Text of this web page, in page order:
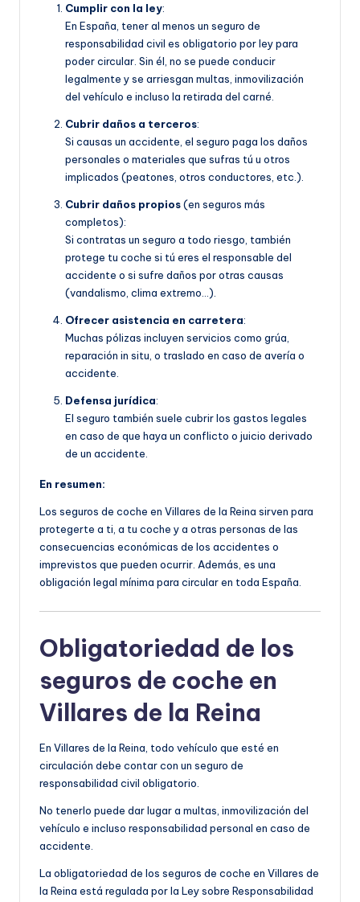
Cumplir con la ley:
En España, tener al menos un seguro de
responsabilidad civil es obligatorio por ley para
poder circular. Sin él, no se puede conducir
legalmente y se arriesgan multas, inmovilización
del vehículo e incluso la retirada del carné.
Cubrir daños a terceros:
Si causas un accidente, el seguro paga los daños
personales o materiales que sufras tú u otros
implicados (peatones, otros conductores, etc.).
Cubrir daños propios(en seguros más
completos):
Si contratas un seguro a todo riesgo, también
protege tu coche si tú eres el responsable del
accidente o si sufre daños por otras causas
(vandalismo, clima extremo…).
Ofrecer asistencia en carretera:
Muchas pólizas incluyen servicios como grúa,
reparación in situ, o traslado en caso de avería o
accidente.
Defensa jurídica:
El seguro también suele cubrir los gastos legales
en caso de que haya un conflicto o juicio derivado
de un accidente.
En resumen:
Los seguros de coche en Villares de la Reina sirven para
protegerte a ti, a tu coche y a otras personas de las
consecuencias económicas de los accidentes o
imprevistos que pueden ocurrir. Además, es una
obligación legal mínima para circular en toda España.
Obligatoriedad de los
seguros de coche en
Villares de la Reina
En Villares de la Reina, todo vehículo que esté en
circulación debe contar con un seguro de
responsabilidad civil obligatorio.
No tenerlo puede dar lugar a multas, inmovilización del
vehículo e incluso responsabilidad personal en caso de
accidente.
La obligatoriedad de los seguros de coche en Villares de
la Reina está regulada por la Ley sobre Responsabilidad